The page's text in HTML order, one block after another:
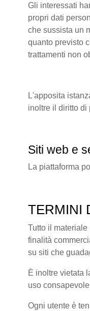
Gli interessati
propri dati
che sussista un
quanto previsto
trattamenti non
L'apposita
inoltre il diritto di
Siti web e
La piattaforma
TERMINI
Tutto il
finalità
su siti che
È inoltre vietata
uso
Ogni utente è